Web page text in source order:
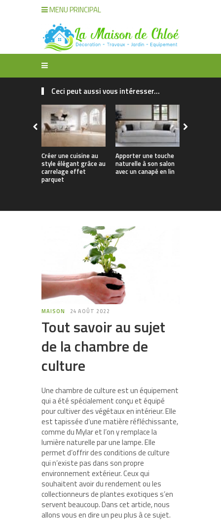
MENU PRINCIPAL
Ceci peut aussi vous intéresser...
Créer une cuisine au
style élégant grâce au
carrelage effet
parquet
Apporter une touche
naturelle à son salon
avec un canapé en lin
MAISON 24 AOÛT 2022
Tout savoir au sujet
de la chambre de
culture
Une chambre de culture est un équipement
qui a été spécialement conçu et équipé
pour cultiver des végétaux en intérieur. Elle
est tapissée d’une matière réfléchissante,
comme du Mylar et l’on y remplace la
lumière naturelle par une lampe. Elle
permet d’offrir des conditions de culture
qui n’existe pas dans son propre
environnement extérieur. Ceux qui
souhaitent avoir du rendement ou les
collectionneurs de plantes exotiques s’en
servent beaucoup. Dans cet article, nous
allons vous en dire un peu plus à ce sujet.